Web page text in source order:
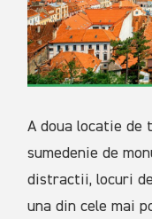
A doua locatie de
sumedenie de
distractii, locuri
una din cele mai